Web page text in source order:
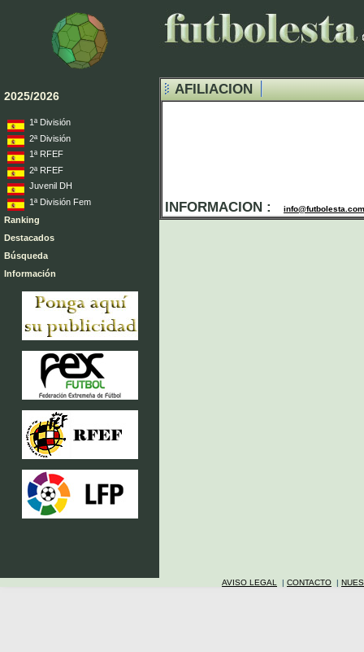
2025/2026
1ª División
2ª División
1ª RFEF
2ª RFEF
Juvenil DH
1ª División Fem
Ranking
Destacados
Búsqueda
Información
AFILIACION
INFORMACION : info@futbolesta.com
AVISO LEGAL | CONTACTO |